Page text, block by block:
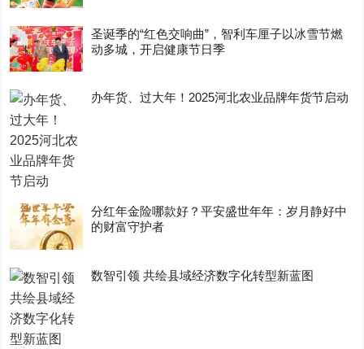
圣诞季的“红色交响曲”，智利车厘子以冰雪节燃
动多城，开启健康节日季
办年货、过大年！2025河北农业品牌年货节启动
分红年金险哪款好？平安盛世年年：岁月静好中
的财富守护者
数智引领 共绘县域经济数字化转型新蓝图